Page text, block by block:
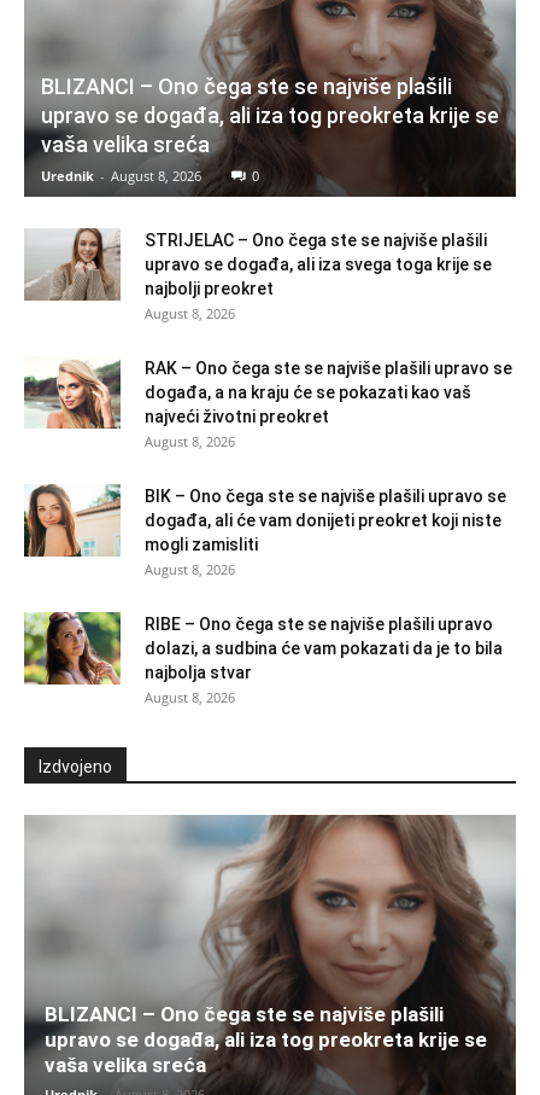
BLIZANCI – Ono čega ste se najviše plašili
upravo se događa, ali iza tog preokreta krije se
vaša velika sreća
Urednik - August 8, 2026 0
STRIJELAC – Ono čega ste se najviše plašili
upravo se događa, ali iza svega toga krije se
najbolji preokret
August 8, 2026
RAK – Ono čega ste se najviše plašili upravo se
događa, a na kraju će se pokazati kao vaš
najveći životni preokret
August 8, 2026
BIK – Ono čega ste se najviše plašili upravo se
događa, ali će vam donijeti preokret koji niste
mogli zamisliti
August 8, 2026
RIBE – Ono čega ste se najviše plašili upravo
dolazi, a sudbina će vam pokazati da je to bila
najbolja stvar
August 8, 2026
Izdvojeno
BLIZANCI – Ono čega ste se najviše plašili
upravo se događa, ali iza tog preokreta krije se
vaša velika sreća